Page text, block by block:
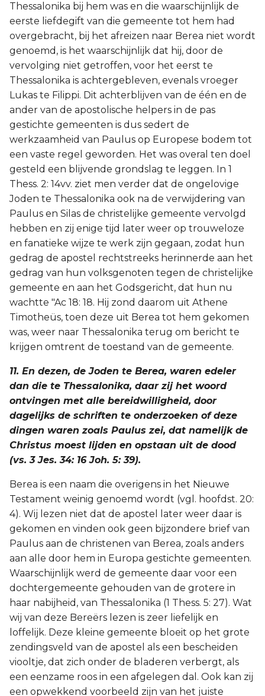
Thessalonika bij hem was en die waarschijnlijk de
eerste liefdegift van die gemeente tot hem had
overgebracht, bij het afreizen naar Berea niet wordt
genoemd, is het waarschijnlijk dat hij, door de
vervolging niet getroffen, voor het eerst te
Thessalonika is achtergebleven, evenals vroeger
Lukas te Filippi. Dit achterblijven van de één en de
ander van de apostolische helpers in de pas
gestichte gemeenten is dus sedert de
werkzaamheid van Paulus op Europese bodem tot
een vaste regel geworden. Het was overal ten doel
gesteld een blijvende grondslag te leggen. In 1
Thess. 2: 14vv. ziet men verder dat de ongelovige
Joden te Thessalonika ook na de verwijdering van
Paulus en Silas de christelijke gemeente vervolgd
hebben en zij enige tijd later weer op trouweloze
en fanatieke wijze te werk zijn gegaan, zodat hun
gedrag de apostel rechtstreeks herinnerde aan het
gedrag van hun volksgenoten tegen de christelijke
gemeente en aan het Godsgericht, dat hun nu
wachtte "Ac 18: 18. Hij zond daarom uit Athene
Timotheüs, toen deze uit Berea tot hem gekomen
was, weer naar Thessalonika terug om bericht te
krijgen omtrent de toestand van de gemeente.
11. En dezen, de Joden te Berea, waren edeler
dan die te Thessalonika, daar zij het woord
ontvingen met alle bereidwilligheid, door
dagelijks de schriften te onderzoeken of deze
dingen waren zoals Paulus zei, dat namelijk de
Christus moest lijden en opstaan uit de dood
(vs. 3 Jes. 34: 16 Joh. 5: 39).
Berea is een naam die overigens in het Nieuwe
Testament weinig genoemd wordt (vgl. hoofdst. 20:
4). Wij lezen niet dat de apostel later weer daar is
gekomen en vinden ook geen bijzondere brief van
Paulus aan de christenen van Berea, zoals anders
aan alle door hem in Europa gestichte gemeenten.
Waarschijnlijk werd de gemeente daar voor een
dochtergemeente gehouden van de grotere in
haar nabijheid, van Thessalonika (1 Thess. 5: 27). Wat
wij van deze Bereërs lezen is zeer liefelijk en
loffelijk. Deze kleine gemeente bloeit op het grote
zendingsveld van de apostel als een bescheiden
viooltje, dat zich onder de bladeren verbergt, als
een eenzame roos in een afgelegen dal. Ook kan zij
een opwekkend voorbeeld zijn van het juiste